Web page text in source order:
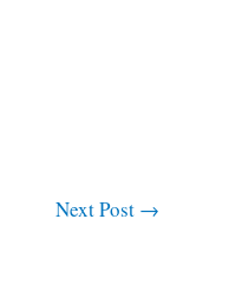
Next Post →